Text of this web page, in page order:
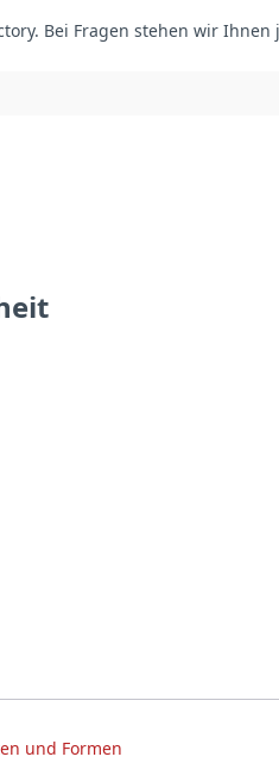
Bei Fragen stehen wir